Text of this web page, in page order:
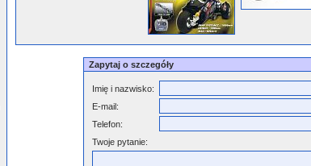
Zapytaj o szczegóły
Imię i nazwisko:
E-mail:
Telefon:
Twoje pytanie: